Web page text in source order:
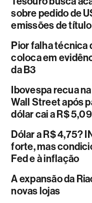
sobre pedido de
emissões de
Pior falha técnica
coloca em
da B3
Ibovespa recua
Wall Street após
dólar cai a R$ 5,09
Dólar a R$ 4,75?
forte, mas
Fed e à inflação
A expansão da
novas lojas